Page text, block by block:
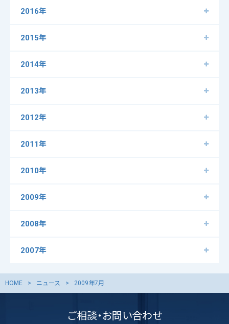
2016年
2015年
2014年
2013年
2012年
2011年
2010年
2009年
2008年
2007年
HOME ニュース 2009年7月
ご相談・お問い合わせ